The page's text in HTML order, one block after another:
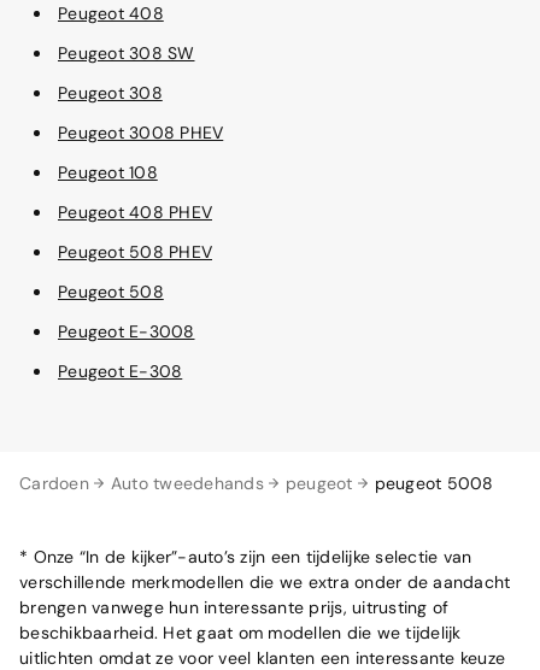
Cardoen Auto tweedehands peugeot peugeot 5008
Peugeot 408
Peugeot 308 SW
Peugeot 308
Peugeot 3008 PHEV
Peugeot 108
Peugeot 408 PHEV
Peugeot 508 PHEV
Peugeot 508
Peugeot E-3008
Peugeot E-308
* Onze “In de kijker”-auto’s zijn een tijdelijke selectie van
verschillende merkmodellen die we extra onder de aandacht
brengen vanwege hun interessante prijs, uitrusting of
beschikbaarheid. Het gaat om modellen die we tijdelijk
uitlichten omdat ze voor veel klanten een interessante keuze